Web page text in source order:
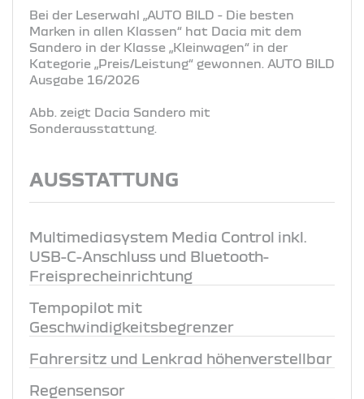
Bei der Leserwahl „AUTO BILD - Die besten
Marken in allen Klassen“ hat Dacia mit dem
Sandero in der Klasse „Kleinwagen“ in der
Kategorie „Preis/Leistung“ gewonnen. AUTO BILD
Ausgabe 16/2026
Abb. zeigt Dacia Sandero mit
Sonderausstattung.
AUSSTATTUNG
Multimediasystem Media Control inkl.
USB-C-Anschluss und Bluetooth-
Freisprecheinrichtung
Tempopilot mit
Geschwindigkeitsbegrenzer
Fahrersitz und Lenkrad höhenverstellbar
Regensensor